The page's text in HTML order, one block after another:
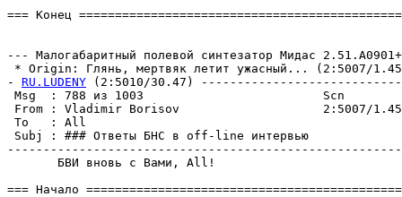
=== Конец
--- Малогабаритный полевой синтезатор Мидас 2.51.A0901+
* Origin: Глянь, меpтвяк летит ужасный... (2:5007/
- RU.LUDENY (2:5010/30.47)
Msg  : 788 из 1003
From : Vladimir Borisov                    2:5007/1.45
To   : All
Subj : ### Ответы БНС в off-
       БВИ вновь с Вами, All!
=== Начало